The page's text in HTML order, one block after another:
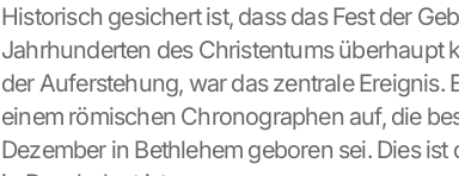
Historisch gesichert ist, dass das Fest der
Jahrhunderten des Christentums überhaupt
der Auferstehung, war das zentrale Ereignis.
einem römischen Chronographen auf, die
Dezember in Bethlehem geboren sei. Dies